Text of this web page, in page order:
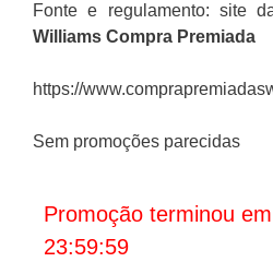
Fonte e regulamento: site
Williams Compra Premiada
https://
Sem promoções parecidas
Promoção terminou
23:59:59